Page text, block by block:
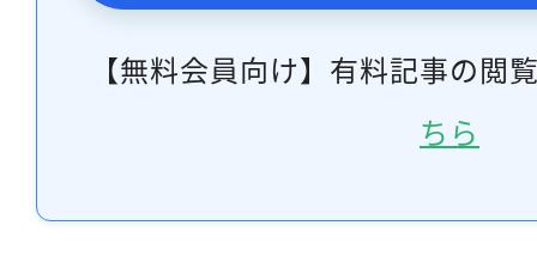
【無料会員向け】有料記事の閲
ちら